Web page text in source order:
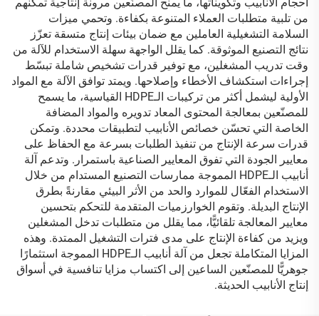
من تلبية متطلبات العملاء المتنوعة بكفاءة. وتحمي ميزات
السلامة التشغيلية العاملين مع ضمان بيئات إنتاج متسقة تعزّز
نتائج التصنيع الموثوقة. كما يقلل الواجهة سهلة الاستخدام للآلة من
وقت تدريب المشغلين، مع توفير قدرات تشخيص شاملة تبسّط
إجراءات استكشاف الأخطاء وإصلاحها. ويمتد توافق الآلة مع المواد
الأولية ليشمل أكثر من تركيبات الـHDPE القياسية، ما يسمح
للمصنّعين بمعالجة المحتوى المعاد تدويره والمواد المضافة
الخاصة التي تحسّن خصائص الأنابيب لتطبيقات محددة. وتمكن
قدرات سرعة الإنتاج من تنفيذ الطلبات بسرعة مع الحفاظ على
معايير الجودة التي تفوق المعايير الصناعية باستمرار. وتدعم آلة
أنابيب الـHDPE المموجة ممارسات التصنيع المستدام من خلال
الاستخدام الفعّال للموارد والحد من الأثر البيئي مقارنةً بطرق
الإنتاج البديلة. وتقوم الخوارزميات المتقدمة للتحكم بتحسين
معايير المعالجة تلقائيًّا، مما يقلل من متطلبات تدخل المشغلين
ويزيد من كفاءة الإنتاج على مدى فترات التشغيل الممتدة. وهذه
المزايا المتكاملة تجعل من آلة أنابيب الـHDPE المموجة استثمارًا
جوهريًّا للمصنّعين الساعين إلى اكتساب مزايا تنافسية في أسواق
إنتاج الأنابيب الحديثة.